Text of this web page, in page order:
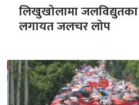
लिखुखोलामा
लगायत जलचर लोप